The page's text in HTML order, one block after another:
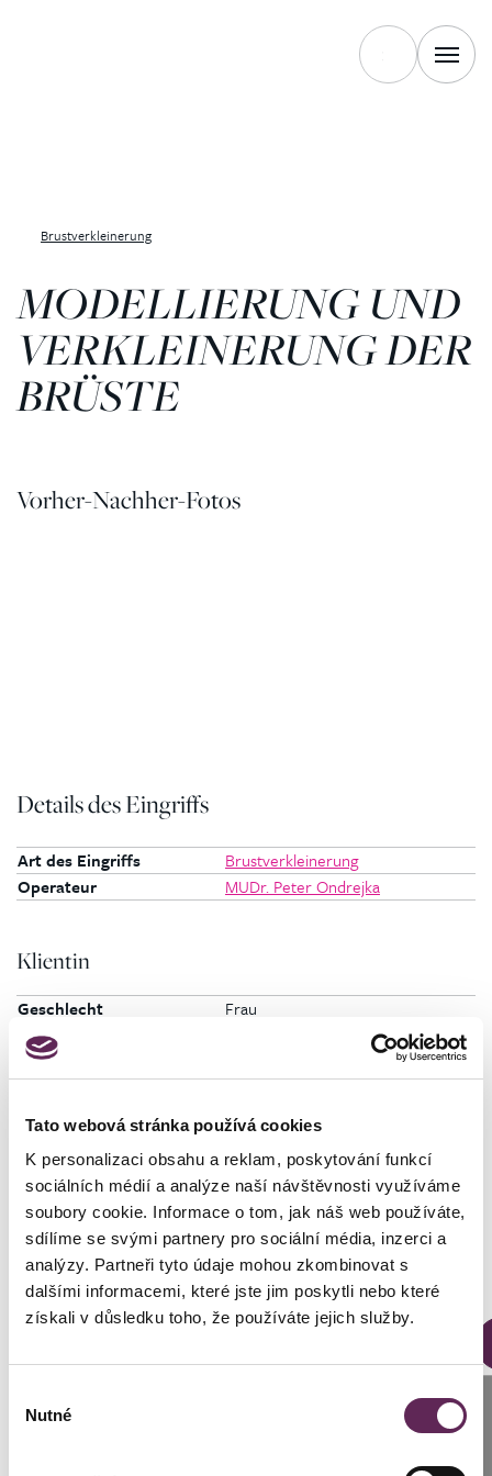
Tato webová stránka používá cookies
K personalizaci obsahu a reklam, poskytování funkcí
sociálních médií a analýze naší návštěvnosti využíváme
soubory cookie. Informace o tom, jak náš web používáte,
sdílíme se svými partnery pro sociální média, inzerci a
analýzy. Partneři tyto údaje mohou zkombinovat s
dalšími informacemi, které jste jim poskytli nebo které
získali v důsledku toho, že používáte jejich služby.
souhlasu
Nutné
Brustverkleinerung
MODELLIERUNG UND
VERKLEINERUNG DER
BRÜSTE
Vorher-Nachher-Fotos
Details des Eingriffs
Art des Eingriffs
Brustverkleinerung
Operateur
MUDr. Peter Ondrejka
Klientin
Geschlecht Frau
Fotos vorher und nachher
Der behandelnde Arzt
DETAILS DER VERWANDLUNG